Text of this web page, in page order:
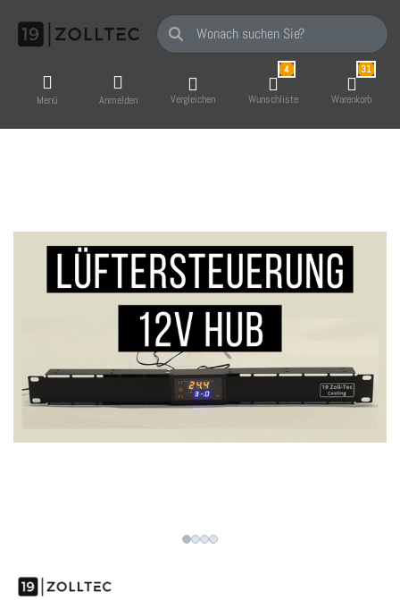
Geben Sie einen Suchbegriff ein. Während
Menü Anmelden Vergleichen
4
Wunschliste
31
Warenkorb